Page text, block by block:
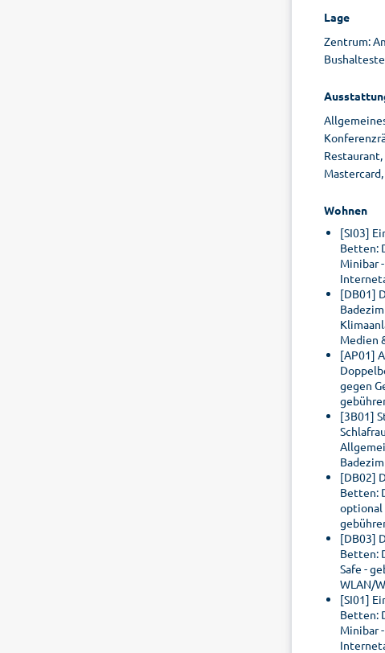
Lage
Zentrum:
Wohnen
[SI03]
Betten:
Minibar
[DB01]
Medien
[AP01]
gegen
[3B01]
[DB02]
Betten:
optional
[DB03]
Betten:
Safe -
WLAN/
[SI01]
Betten:
Minibar